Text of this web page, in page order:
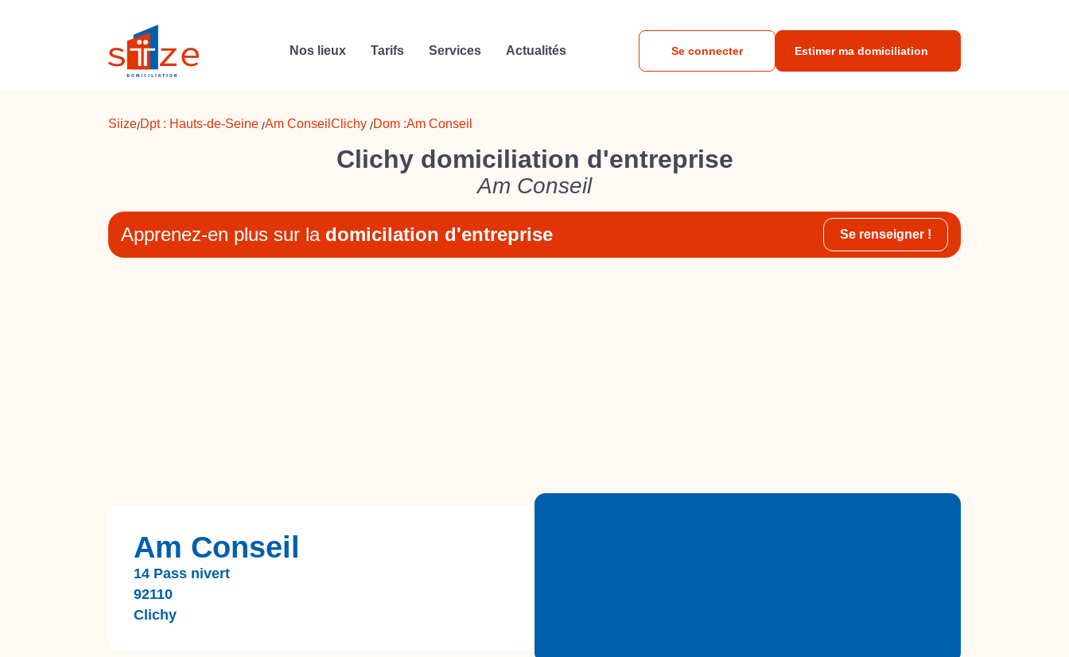
Nos lieux Tarifs Services Actualités Se connecter Estimer ma domiciliation
Siize/Dpt : Hauts-de-Seine /Am Conseil Clichy /Dom :Am Conseil
Clichy domiciliation d'entreprise
Am Conseil
Apprenez-en plus sur la domicilation d'entreprise Se renseigner !
Am Conseil
14 Pass nivert
92110
Clichy